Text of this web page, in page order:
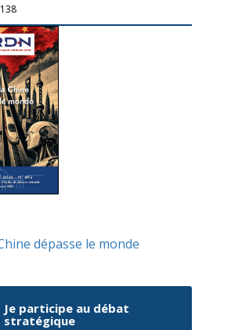
dépasse le monde
Je participe au débat
stratégique